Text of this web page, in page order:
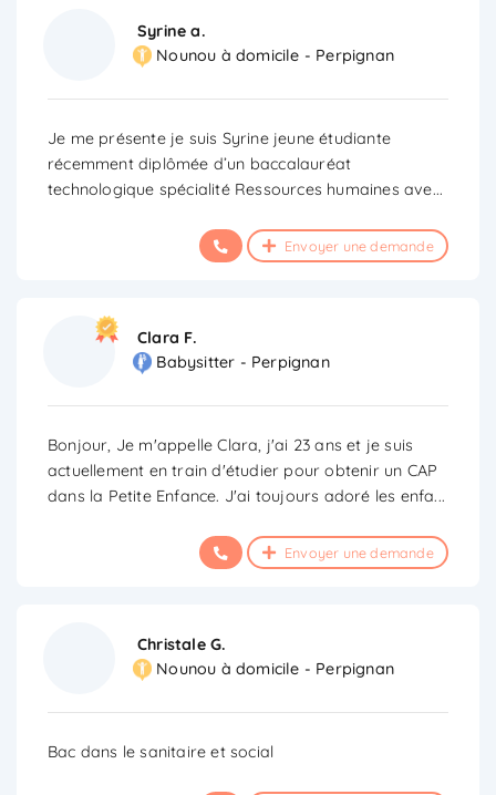
Syrine a.
Nounou à domicile - Perpignan
Je me présente je suis Syrine jeune étudiante
récemment diplômée d’un baccalauréat
technologique spécialité Ressources humaines ave...
Envoyer une demande
Clara F.
Babysitter - Perpignan
Bonjour, Je m'appelle Clara, j'ai 23 ans et je suis
actuellement en train d'étudier pour obtenir un CAP
dans la Petite Enfance. J'ai toujours adoré les enfa...
Envoyer une demande
Christale G.
Nounou à domicile - Perpignan
Bac dans le sanitaire et social